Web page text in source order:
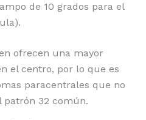
de 10 grados para el
ofrecen una mayor
el centro, por lo que es
paracentrales que no
patrón 32 común.